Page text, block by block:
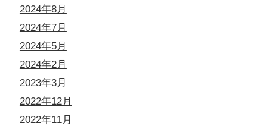
2024年8月
2024年7月
2024年5月
2024年2月
2023年3月
2022年12月
2022年11月